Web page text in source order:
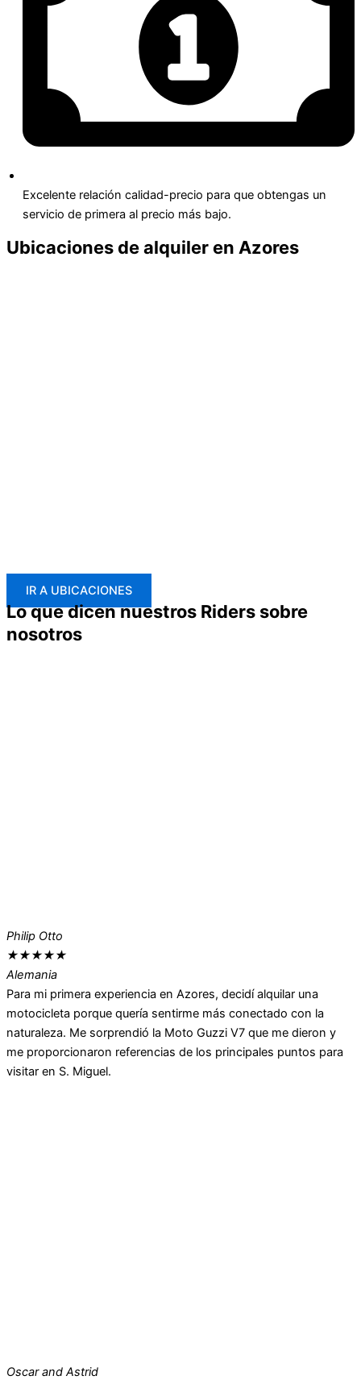
Excelente relación calidad-precio para que obtengas un
servicio de primera al precio más bajo.
Ubicaciones de alquiler en Azores
IR A UBICACIONES
Lo que dicen nuestros Riders sobre
nosotros
Philip Otto
★★★★★
Alemania
Para mi primera experiencia en Azores, decidí alquilar una
motocicleta porque quería sentirme más conectado con la
naturaleza. Me sorprendió la Moto Guzzi V7 que me dieron y
me proporcionaron referencias de los principales puntos para
visitar en S. Miguel.
Oscar and Astrid